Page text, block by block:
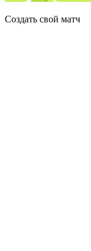
Создать свой матч